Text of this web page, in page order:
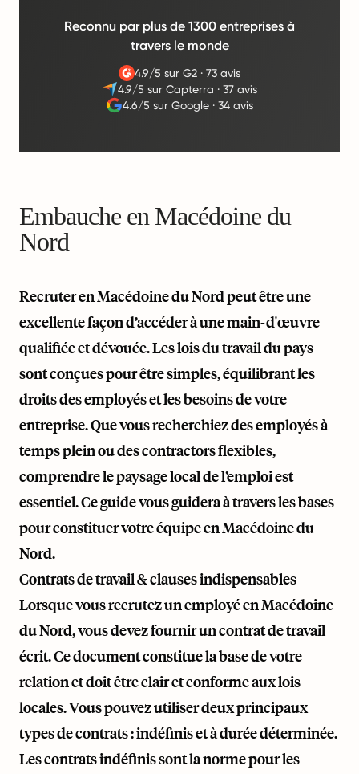
Reconnu par plus de 1300 entreprises à
travers le monde
4.9/5 sur G2 ·73 avis
4.9/5 sur Capterra ·37 avis
4.6/5 sur Google· 34 avis
Embauche en Macédoine du
Nord
Recruter en Macédoine du Nord peut être une
excellente façon d’accéder à une main-d'œuvre
qualifiée et dévouée. Les lois du travail du pays
sont conçues pour être simples, équilibrant les
droits des employés et les besoins de votre
entreprise. Que vous recherchiez des employés à
temps plein ou des contractors flexibles,
comprendre le paysage local de l’emploi est
essentiel. Ce guide vous guidera à travers les bases
pour constituer votre équipe en Macédoine du
Nord.
Contrats de travail & clauses indispensables
Lorsque vous recrutez un employé en Macédoine
du Nord, vous devez fournir un contrat de travail
écrit. Ce document constitue la base de votre
relation et doit être clair et conforme aux lois
locales. Vous pouvez utiliser deux principaux
types de contrats : indéfinis et à durée déterminée.
Les contrats indéfinis sont la norme pour les